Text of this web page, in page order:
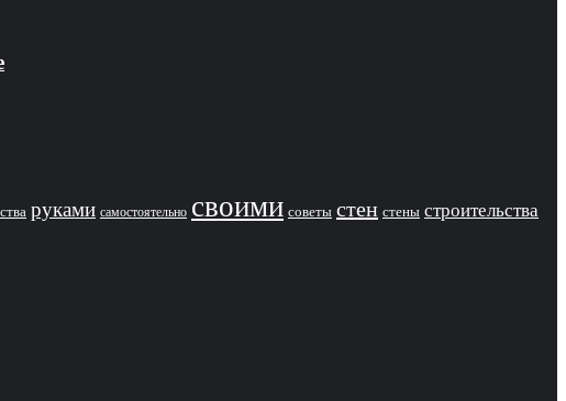
руками самостоятельно своими советы стен стены строительства